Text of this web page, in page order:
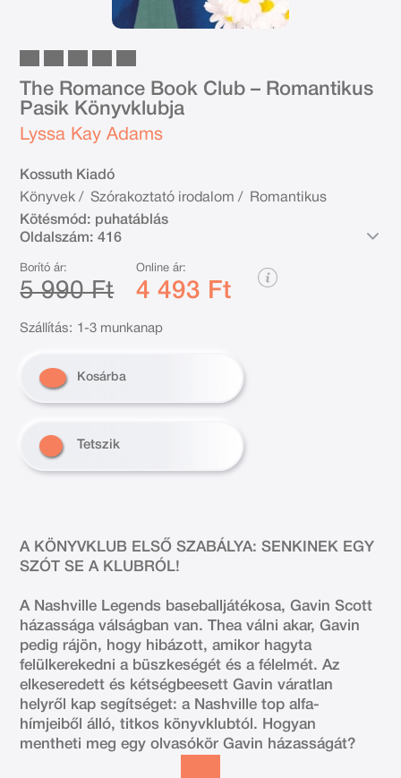
The Romance Book Club – Romantikus
Pasik Könyvklubja
Lyssa Kay Adams
Kossuth Kiadó
Könyvek / Szórakoztató irodalom /
Romantikus
Kötésmód: puhatáblás
Oldalszám: 416
Borító ár:
5 990 Ft
Online ár:
4 493 Ft
Szállítás: 1-3 munkanap
Kosárba
Tetszik
A KÖNYVKLUB ELSŐ SZABÁLYA: SENKINEK EGY
SZÓT SE A KLUBRÓL!
A Nashville Legends baseballjátékosa, Gavin Scott
házassága válságban van. Thea válni akar, Gavin
pedig rájön, hogy hibázott, amikor hagyta
felülkerekedni a büszkeségét és a félelmét. Az
elkeseredett és kétségbeesett Gavin váratlan
helyről kap segítséget: a Nashville top alfa-
hímjeiből álló, titkos könyvklubtól. Hogyan
mentheti meg egy olvasókör Gavin házasságát?